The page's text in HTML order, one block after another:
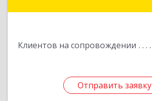
Клиентов на сопровождении
Отправить заявку
Отправить заявку